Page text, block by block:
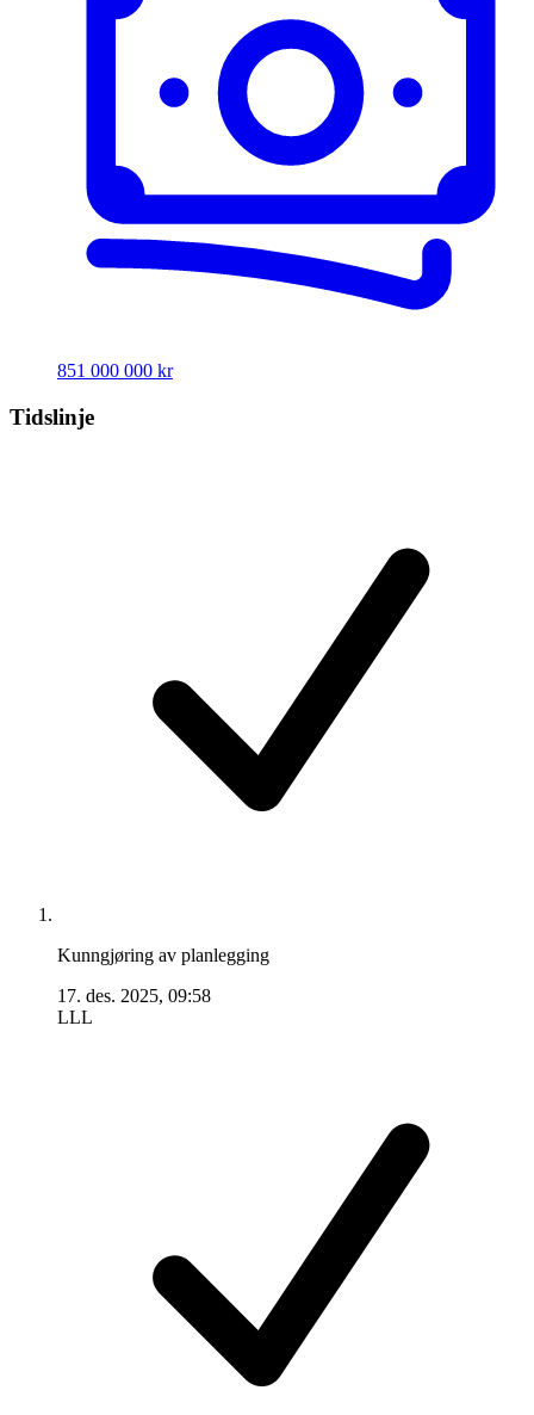
851 000 000 kr
Tidslinje
Kunngjøring av planlegging
17. des. 2025, 09:58
LLL